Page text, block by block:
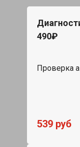
490₽
Проверка
539 руб